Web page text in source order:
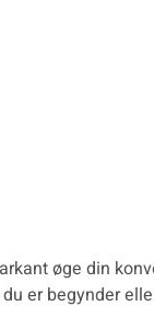
øge din
er begynder